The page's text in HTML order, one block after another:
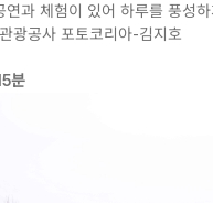
연과 체험이 있어 하루를 풍성
광공사 포토코리아-김지호
분